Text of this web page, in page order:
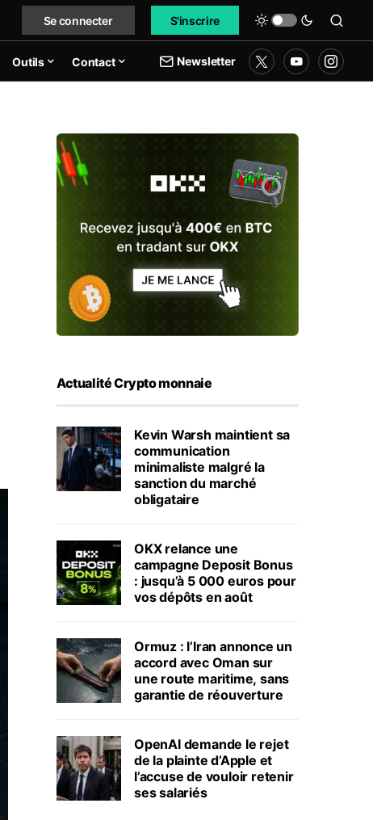
Se connecter S'inscrire
Outils Contact Newsletter
Actualité Crypto monnaie
Kevin Warsh maintient sa
communication
minimaliste malgré la
sanction du marché
obligataire
OKX relance une
campagne Deposit Bonus
: jusqu’à 5 000 euros pour
vos dépôts en août
Ormuz : l’Iran annonce un
accord avec Oman sur
une route maritime, sans
garantie de réouverture
OpenAI demande le rejet
de la plainte d’Apple et
l’accuse de vouloir retenir
ses salariés